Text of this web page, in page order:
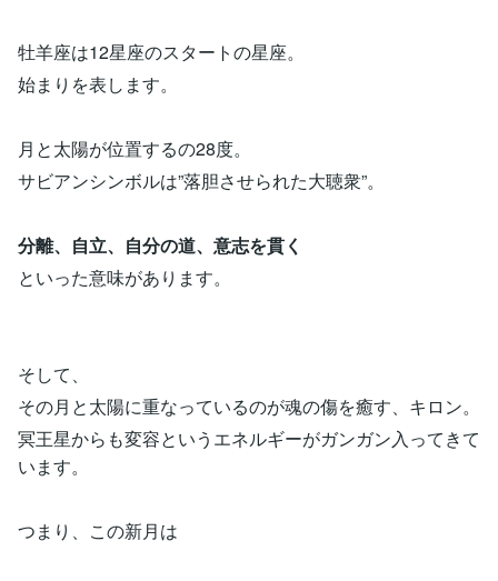
牡羊座は12星座のスタートの星座。
始まりを表します。
月と太陽が位置するの28度。
サビアンシンボルは”落胆させられた大聴衆”。
分離、自立、自分の道、意志を貫く
といった意味があります。
そして、
その月と太陽に重なっているのが魂の傷を癒す、キロン。
冥王星からも変容というエネルギーがガンガン入ってきて
います。
つまり、この新月は